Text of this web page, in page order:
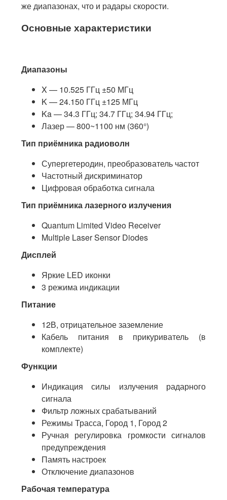
же диапазонах, что и радары скорости.
Основные характеристики
Диапазоны
X — 10.525 ГГц ±50 МГц
K — 24.150 ГГц ±125 МГц
Ka — 34.3 ГГц; 34.7 ГГц; 34.94 ГГц;
Лазер — 800~1100 нм (360°)
Тип приёмника радиоволн
Супергетеродин, преобразователь частот
Частотный дискриминатор
Цифровая обработка сигнала
Тип приёмника лазерного излучения
Quantum Limited Video Receiver
Multiple Laser Sensor Diodes
Дисплей
Яркие LED иконки
3 режима индикации
Питание
12В, отрицательное заземление
Кабель питания в прикуриватель (в
комплекте)
Функции
Индикация силы излучения радарного
сигнала
Фильтр ложных срабатываний
Режимы Трасса, Город 1, Город 2
Ручная регулировка громкости сигналов
предупреждения
Память настроек
Отключение диапазонов
Рабочая температура